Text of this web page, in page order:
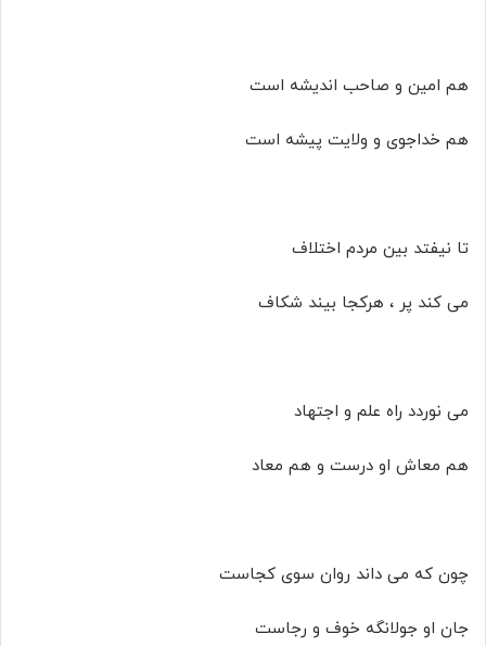
هم امین و صاحب اندیشه است
هم خداجوی و ولایت پیشه است
تا نیفتد بین مردم اختلاف
می کند پر ، هرکجا بیند شکاف
می نوردد راه علم و اجتهاد
هم معاش او درست و هم معاد
چون که می داند روان سوی کجاست
جان او جولانگه خوف و رجاست